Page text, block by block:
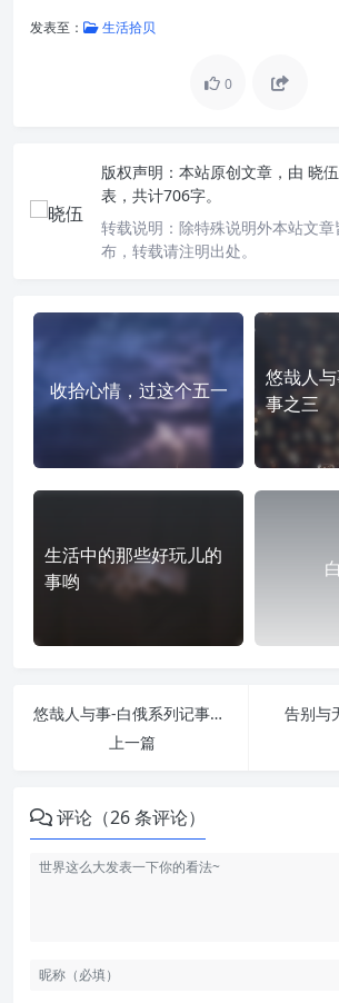
发表至： 生活拾贝
0
版权声明： 本站原创文章，由 晓伍
表，共计706字。
转载说明： 除特殊说明外本站文
布，转载请注明出处。
收拾心情，过这个五一
悠哉人
事之三
生活中的那些好玩儿的
事哟
悠哉人与事-白俄系列记事之一
上一篇
告别与
评论（26 条评论）